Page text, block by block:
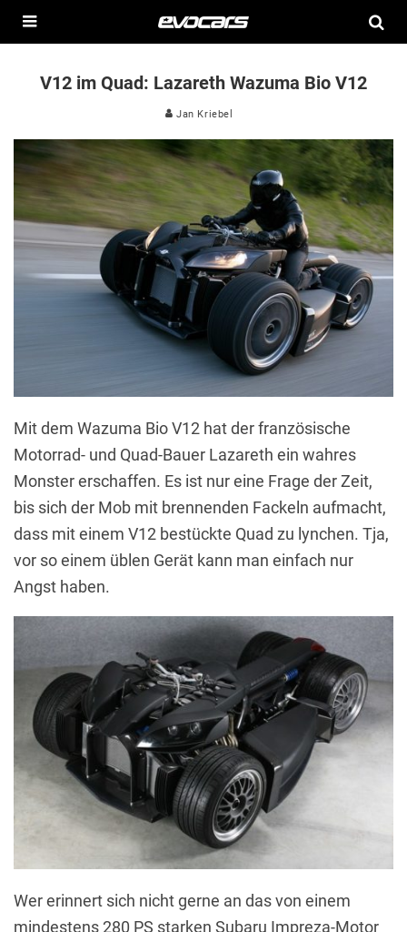
V12 im Quad: Lazareth Wazuma Bio V12
Jan Kriebel
Mit dem Wazuma Bio V12 hat der französische
Motorrad- und Quad-Bauer Lazareth ein wahres
Monster erschaffen. Es ist nur eine Frage der Zeit,
bis sich der Mob mit brennenden Fackeln aufmacht,
dass mit einem V12 bestückte Quad zu lynchen. Tja,
vor so einem üblen Gerät kann man einfach nur
Angst haben.
Wer erinnert sich nicht gerne an das von einem
mindestens 280 PS starken Subaru Impreza-Motor